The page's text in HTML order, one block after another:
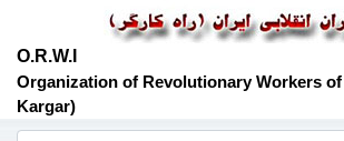
O.R.W.I
Organization of Revolutionary Workers of
Kargar)